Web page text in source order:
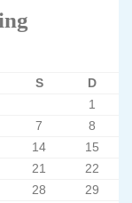
S D
1
7
8
14
15
21
22
28
29